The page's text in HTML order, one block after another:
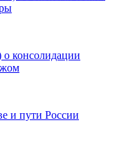
консолидации
и пути России